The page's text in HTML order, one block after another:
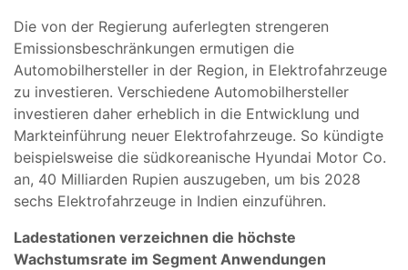
Die von der Regierung auferlegten strengeren
Emissionsbeschränkungen ermutigen die
Automobilhersteller in der Region, in Elektrofahrzeuge
zu investieren. Verschiedene Automobilhersteller
investieren daher erheblich in die Entwicklung und
Markteinführung neuer Elektrofahrzeuge. So kündigte
beispielsweise die südkoreanische Hyundai Motor Co.
an, 40 Milliarden Rupien auszugeben, um bis 2028
sechs Elektrofahrzeuge in Indien einzuführen.
Ladestationen verzeichnen die höchste
Wachstumsrate im Segment Anwendungen